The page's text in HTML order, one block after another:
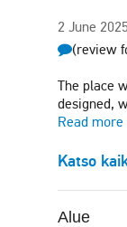
2 June 2025
(review
The place
designed,
Read more
Katso
Alue